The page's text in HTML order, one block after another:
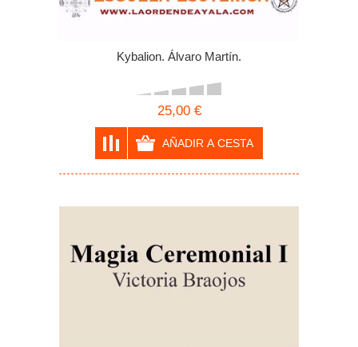
Kybalion. Álvaro Martín.
25,00 €